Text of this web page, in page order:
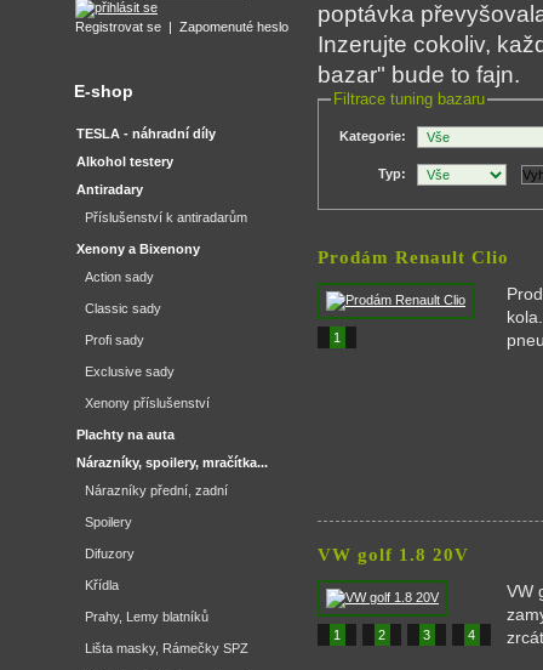
poptávka
Inzerujte cokoliv,
bazar" bude to fajn.
Filtrace tuning bazaru
Kategorie:
Typ:
Prodám Renault Clio
1
VW golf 1.8 20V
1 2 3 4
VW
Registrovat se | Zapomenuté heslo
E-shop
TESLA - náhradní díly
Alkohol testery
Antiradary
Příslušenství k antiradarům
Xenony a Bixenony
Action sady
Classic sady
Profi sady
Exclusive sady
Xenony příslušenství
Plachty na auta
Nárazníky, spoilery, mračítka...
Nárazníky přední, zadní
Spoilery
Difuzory
Křídla
Prahy, Lemy blatníků
Lišta masky, Rámečky SPZ